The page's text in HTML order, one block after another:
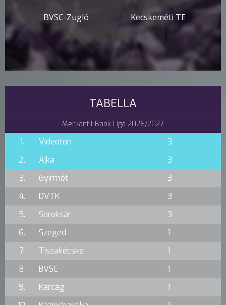
BVSC-Zugló Kecskeméti TE
TABELLA
Merkantil Bank Liga 2026/2027
1. Videoton
3
2.
Ajka
3
3.
Gyirmót
3
4.
DVTK
3
5.
Soroksár
3
6.
Szeged
1
7.
Tiszakécske
1
8.
BVSC
1
9.
Karcag
1